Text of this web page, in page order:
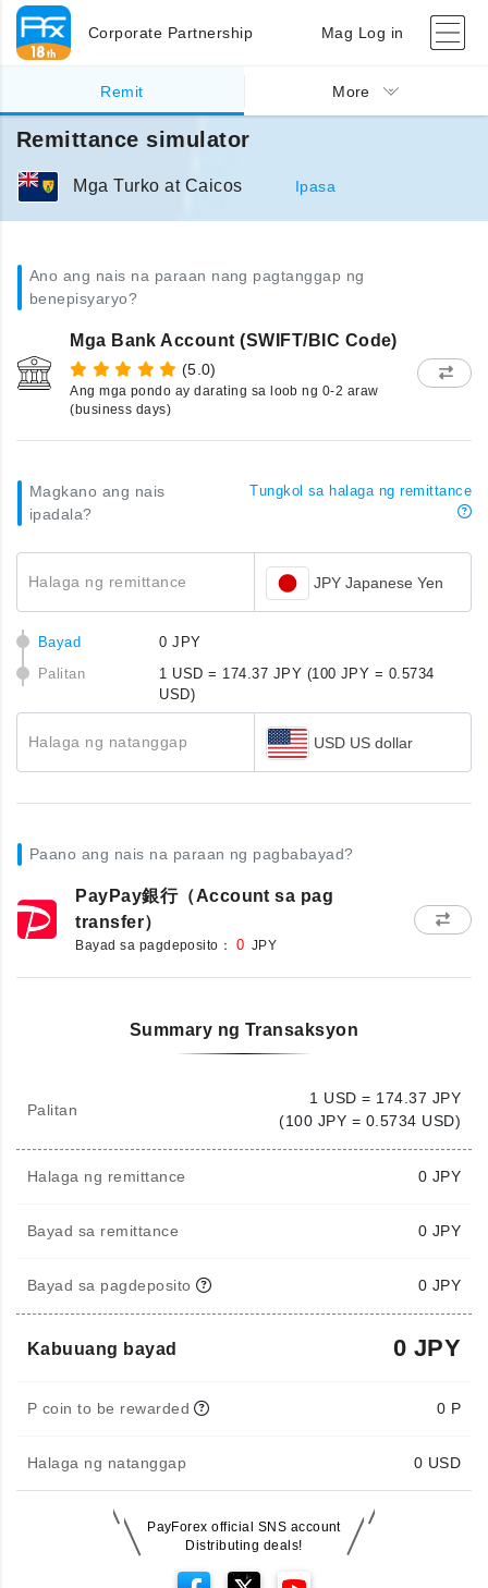
Corporate Partnership Mag Log in
Remit More
Remittance simulator
Mga Turko at Caicos Ipasa
Ano ang nais na paraan nang pagtanggap ng
benepisyaryo?
Mga Bank Account (SWIFT/BIC Code)
(5.0)
Ang mga pondo ay darating sa loob ng 0-2 araw
(business days)
Magkano ang nais
ipadala?
Tungkol sa halaga ng remittance
Halaga ng remittance JPY Japanese Yen
Bayad
0 JPY
Palitan
1 USD = 174.37 JPY (100 JPY = 0.5734
USD)
Halaga ng natanggap USD US dollar
Paano ang nais na paraan ng pagbabayad?
PayPay銀行（Account sa pag
transfer）
Bayad sa pagdeposito： 0 JPY
Summary ng Transaksyon
Palitan
1 USD = 174.37 JPY
(100 JPY = 0.5734 USD)
Halaga ng remittance 0 JPY
Bayad sa remittance 0 JPY
Bayad sa pagdeposito 0 JPY
Kabuuang bayad 0 JPY
P coin to be rewarded 0 P
Halaga ng natanggap 0 USD
PayForex official SNS account
Distributing deals!